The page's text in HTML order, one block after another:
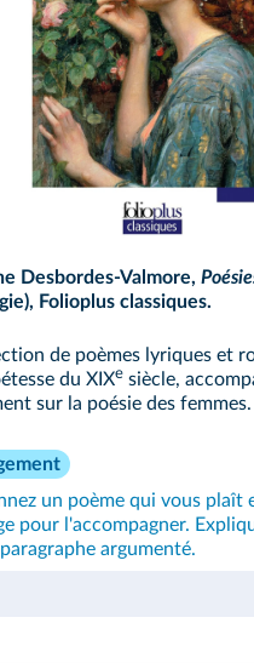
Desbordes-Valmore,
Folioplus classiques.
de poèmes lyriques et
du XIXe siècle,
sur la poésie des femmes.
un poème qui vous plaît
pour l'accompagner.
argumenté.